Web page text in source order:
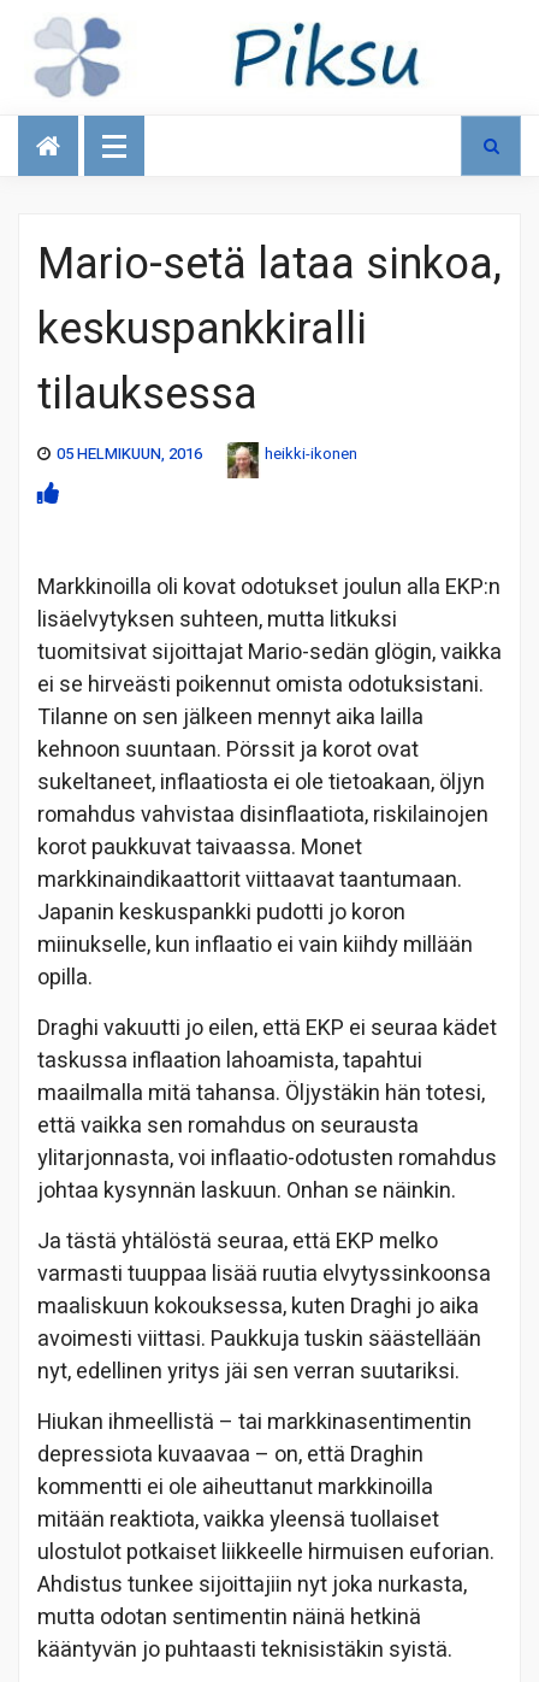
Talous
Mario-setä lataa sinkoa,
keskuspankkiralli
tilauksessa
05 HELMIKUUN, 2016 heikki-ikonen
Markkinoilla oli kovat odotukset joulun alla EKP:n
lisäelvytyksen suhteen, mutta litkuksi
tuomitsivat sijoittajat Mario-sedän glögin, vaikka
ei se hirveästi poikennut omista odotuksistani.
Tilanne on sen jälkeen mennyt aika lailla
kehnoon suuntaan. Pörssit ja korot ovat
sukeltaneet, inflaatiosta ei ole tietoakaan, öljyn
romahdus vahvistaa disinflaatiota, riskilainojen
korot paukkuvat taivaassa. Monet
markkinaindikaattorit viittaavat taantumaan.
Japanin keskuspankki pudotti jo koron
miinukselle, kun inflaatio ei vain kiihdy millään
opilla.
Draghi vakuutti jo eilen, että EKP ei seuraa kädet
taskussa inflaation lahoamista, tapahtui
maailmalla mitä tahansa. Öljystäkin hän totesi,
että vaikka sen romahdus on seurausta
ylitarjonnasta, voi inflaatio-odotusten romahdus
johtaa kysynnän laskuun. Onhan se näinkin.
Ja tästä yhtälöstä seuraa, että EKP melko
varmasti tuuppaa lisää ruutia elvytyssinkoonsa
maaliskuun kokouksessa, kuten Draghi jo aika
avoimesti viittasi. Paukkuja tuskin säästellään
nyt, edellinen yritys jäi sen verran suutariksi.
Hiukan ihmeellistä – tai markkinasentimentin
depressiota kuvaavaa – on, että Draghin
kommentti ei ole aiheuttanut markkinoilla
mitään reaktiota, vaikka yleensä tuollaiset
ulostulot potkaiset liikkeelle hirmuisen euforian.
Ahdistus tunkee sijoittajiin nyt joka nurkasta,
mutta odotan sentimentin näinä hetkinä
kääntyvän jo puhtaasti teknisistäkin syistä.